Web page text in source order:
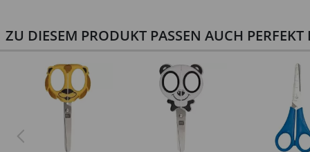
ZU DIESEM PRODUKT PASSEN AUCH PERFEKT